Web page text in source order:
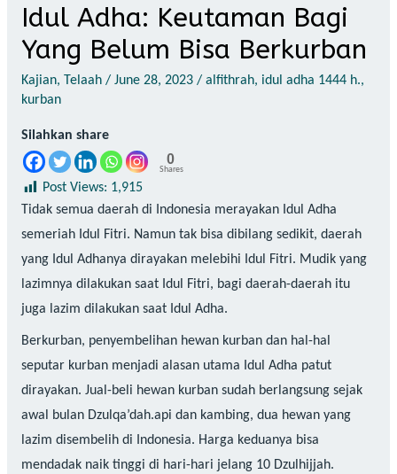
Idul Adha: Keutaman Bagi
Yang Belum Bisa Berkurban
Kajian, Telaah/ June 28, 2023/ alfithrah, idul adha 1444 h.,
kurban
Silahkan share
0
Shares
Post Views: 1,915
Tidak semua daerah di Indonesia merayakan Idul Adha
semeriah Idul Fitri. Namun tak bisa dibilang sedikit, daerah
yang Idul Adhanya dirayakan melebihi Idul Fitri. Mudik yang
lazimnya dilakukan saat Idul Fitri, bagi daerah-daerah itu
juga lazim dilakukan saat Idul Adha.
Berkurban, penyembelihan hewan kurban dan hal-hal
seputar kurban menjadi alasan utama Idul Adha patut
dirayakan. Jual-beli hewan kurban sudah berlangsung sejak
awal bulan Dzulqa’dah.api dan kambing, dua hewan yang
lazim disembelih di Indonesia. Harga keduanya bisa
mendadak naik tinggi di hari-hari jelang 10 Dzulhijjah.